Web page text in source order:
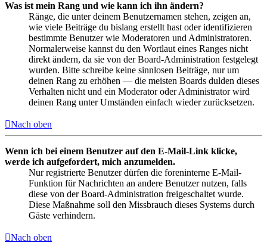
Was ist mein Rang und wie kann ich ihn ändern?
Ränge, die unter deinem Benutzernamen stehen, zeigen an,
wie viele Beiträge du bislang erstellt hast oder identifizieren
bestimmte Benutzer wie Moderatoren und Administratoren.
Normalerweise kannst du den Wortlaut eines Ranges nicht
direkt ändern, da sie von der Board-Administration festgelegt
wurden. Bitte schreibe keine sinnlosen Beiträge, nur um
deinen Rang zu erhöhen — die meisten Boards dulden dieses
Verhalten nicht und ein Moderator oder Administrator wird
deinen Rang unter Umständen einfach wieder zurücksetzen.
Nach oben
Wenn ich bei einem Benutzer auf den E-Mail-Link klicke,
werde ich aufgefordert, mich anzumelden.
Nur registrierte Benutzer dürfen die foreninterne E-Mail-
Funktion für Nachrichten an andere Benutzer nutzen, falls
diese von der Board-Administration freigeschaltet wurde.
Diese Maßnahme soll den Missbrauch dieses Systems durch
Gäste verhindern.
Nach oben